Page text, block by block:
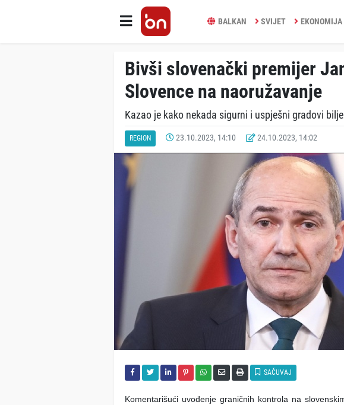
BALKAN SVIJET EKONOMIJA
Bivši slovenački premijer
Slovence na naoružavanje
Kazao je kako nekada sigurni i uspješni gradovi
REGION 23.10.2023, 14:10 24.10.2023, 14:02
SAČUVAJ
Komentarišući uvođenje graničnih kontrola na